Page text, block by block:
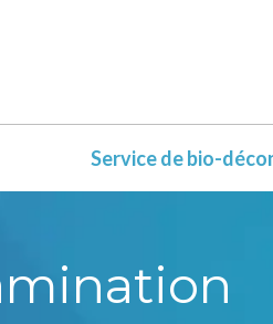
Service de bio-